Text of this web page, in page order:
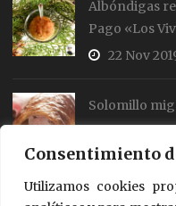
Consentimiento
Utilizamos cookies
Albóndigas
Pago «Los
22 Nov
Solomillo
Rollos de